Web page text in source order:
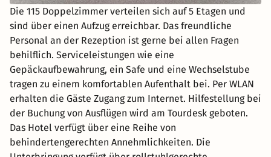
Die 115 Doppelzimmer verteilen sich auf 5 Etagen und
sind über einen Aufzug erreichbar. Das freundliche
Personal an der Rezeption ist gerne bei allen Fragen
behilflich. Serviceleistungen wie eine
Gepäckaufbewahrung, ein Safe und eine Wechselstube
tragen zu einem komfortablen Aufenthalt bei. Per WLAN
erhalten die Gäste Zugang zum Internet. Hilfestellung bei
der Buchung von Ausflügen wird am Tourdesk geboten.
Das Hotel verfügt über eine Reihe von
behindertengerechten Annehmlichkeiten. Die